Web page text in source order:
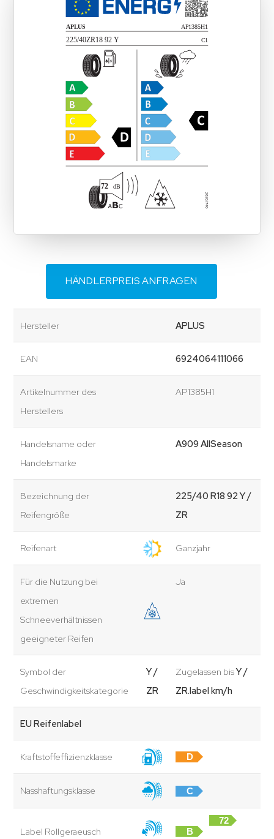
HÄNDLERPREIS ANFRAGEN
Hersteller APLUS
EAN 6924064111066
Artikelnummer des
Herstellers
AP1385H1
Handelsname oder
Handelsmarke
A909 AllSeason
Bezeichnung der
Reifengröße
225/40 R18 92 Y /
ZR
Reifenart Ganzjahr
Für die Nutzung bei
extremen
Schneeverhältnissen
geeigneter Reifen
Ja
Symbol der
Geschwindigkeitskategorie
Y /
ZR
Zugelassen bisY /
ZR.label km/h
EU Reifenlabel
Kraftstoffeffizienzklasse D
Nasshaftungsklasse C
Label Rollgeraeusch B
72